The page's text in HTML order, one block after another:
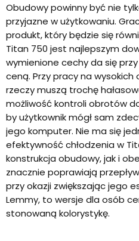
Obudowy powinny być nie
przyjazne w użytkowaniu.
produkt, który będzie się
Titan 750 jest najlepszym
wymienione cechy da się
ceną. Przy pracy na
rzeczy muszą trochę
możliwość kontroli obrotów
by użytkownik mógł sam
jego komputer. Nie ma się
efektywność chłodzenia w
konstrukcja obudowy, jak i
znacznie poprawiają
przy okazji zwiększając jego
Lemmy, to wersje dla osób
stonowaną kolorystykę.